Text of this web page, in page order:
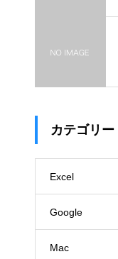
カテゴリー
Excel
Google
Mac